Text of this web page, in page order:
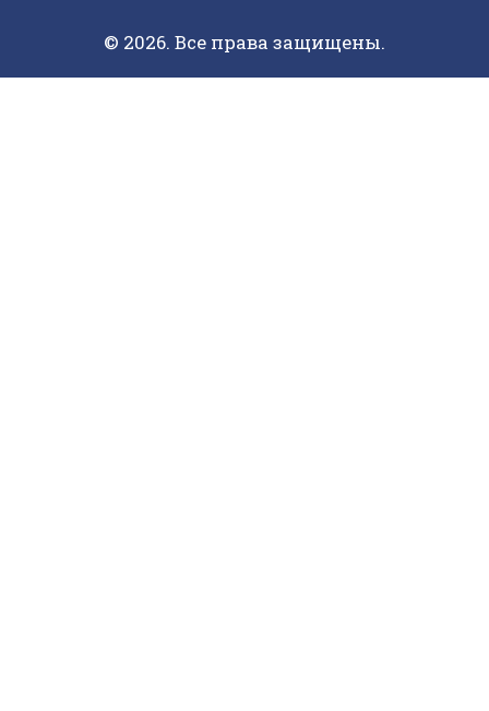
© 2026. Все права защищены.